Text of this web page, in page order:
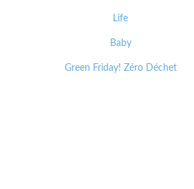
Life
Baby
Green Friday! Zéro Déchet